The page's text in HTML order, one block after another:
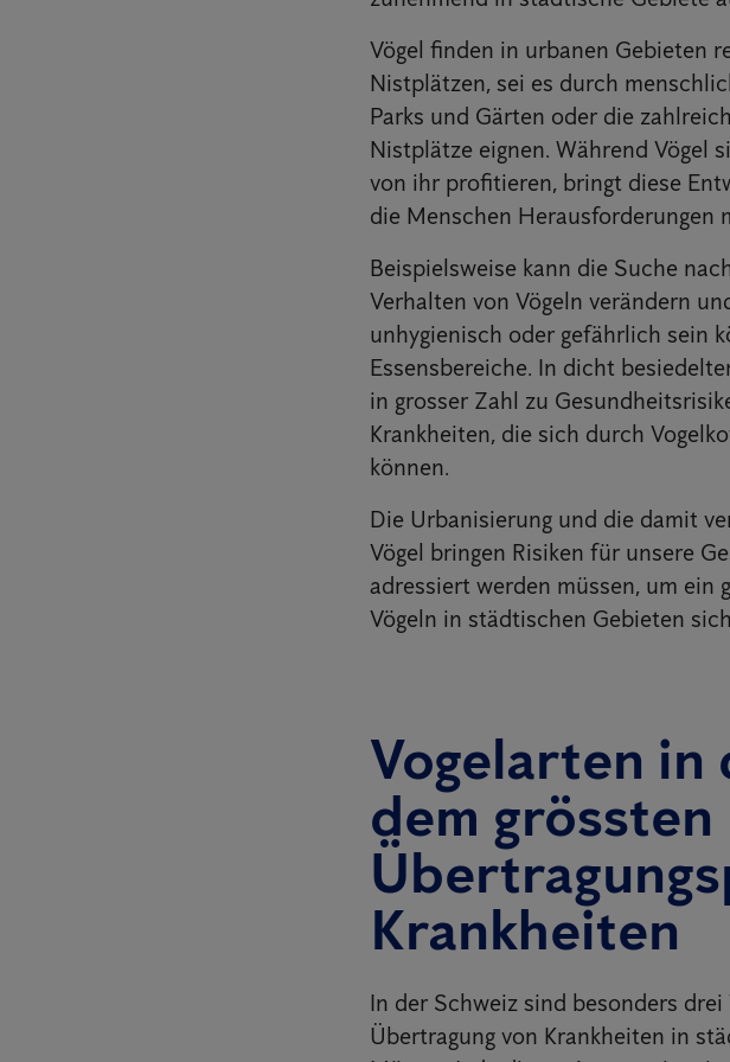
Vögel finden in urbanen Gebieten
Nistplätzen, sei es durch
Parks und Gärten oder die
Nistplätze eignen. Während Vögel
von ihr profitieren, bringt diese
die Menschen Herausforderungen
Beispielsweise kann die Suche
Verhalten von Vögeln verändern
unhygienisch oder gefährlich sein
Essensbereiche. In dicht
in grosser Zahl zu
Krankheiten, die sich durch
können.
Die Urbanisierung und die damit
Vögel bringen Risiken für unsere
adressiert werden müssen, um ein
Vögeln in städtischen Gebieten
Vogelarten in
dem grössten
Krankheiten
In der Schweiz sind besonders
Übertragung von Krankheiten in